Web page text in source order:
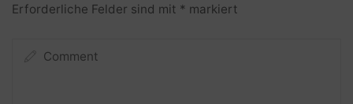
Erforderliche Felder sind mit * markiert